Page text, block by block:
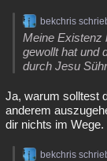
bekchris
Meine Existenz
gewollt hat und
durch Jesu
Ja, warum solltest
anderem
dir nichts im Wege.
bekchris